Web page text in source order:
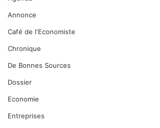
Annonce
Café de l'Economiste
Chronique
De Bonnes Sources
Dossier
Economie
Entreprises